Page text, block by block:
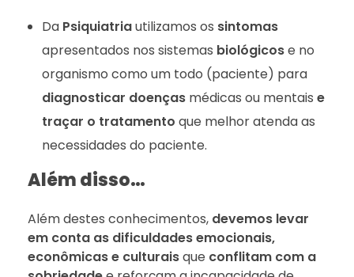
Da Psiquiatriautilizamos os sintomas
apresentados nos sistemas biológicose no
organismo como um todo (paciente) para
diagnosticar doençasmédicas ou mentais e
traçar o tratamento que melhor atenda as
necessidades do paciente.
Além disso…
Além destes conhecimentos, devemos levar
em conta as dificuldades emocionais,
econômicas e culturaisque conflitam com a